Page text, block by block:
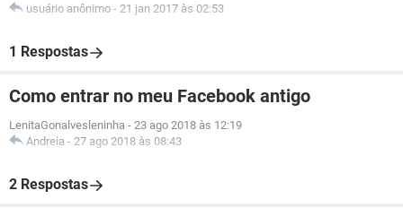
usuário anônimo - 21 jan 2017 às 02:53
1 Respostas
Como entrar no meu Facebook antigo
LenitaGonalvesleninha - 23 ago 2018 às 12:19
Andreia - 27 ago 2018 às 08:43
2 Respostas